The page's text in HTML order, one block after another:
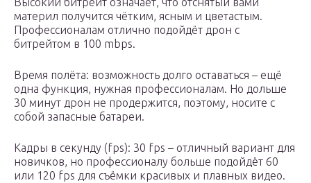
материл получится чётким, ясным и цветастым.
Профессионалам отлично подойдёт дрон с
битрейтом в 100 mbps.
Время полёта: возможность долго оставаться – ещё
одна функция, нужная профессионалам. Но дольше
30 минут дрон не продержится, поэтому, носите с
собой запасные батареи.
Кадры в секунду (fps): 30 fps – отличный вариант для
новичков, но профессионалу больше подойдёт 60
или 120 fps для съёмки красивых и плавных видео.